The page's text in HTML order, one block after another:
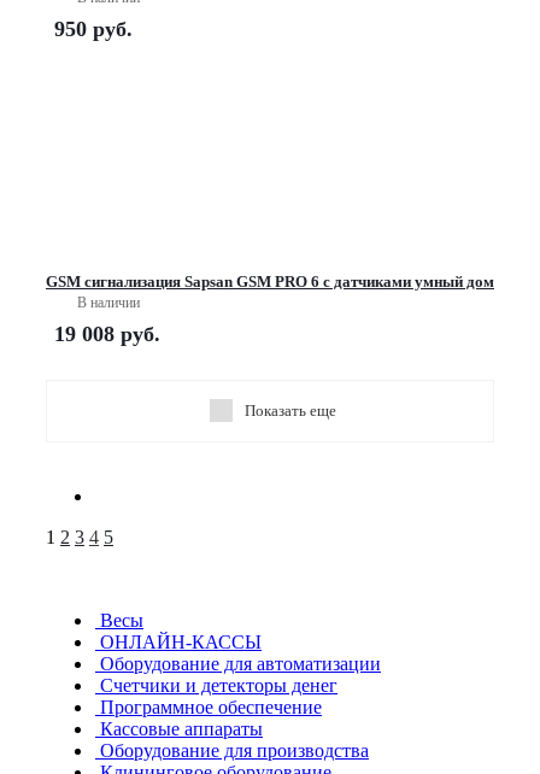
950 руб.
GSM сигнализация Sapsan GSM PRO 6 с датчиками умный дом
В наличии
19 008 руб.
Показать еще
1 2 3 4 5
Весы
ОНЛАЙН-КАССЫ
Оборудование для автоматизации
Счетчики и детекторы денег
Программное обеспечение
Кассовые аппараты
Оборудование для производства